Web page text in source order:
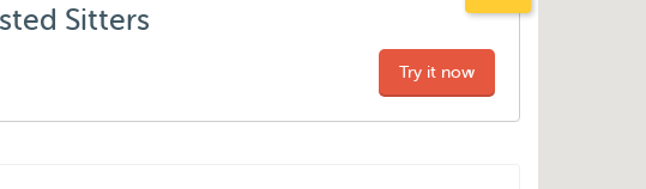
Sitters
Try it now